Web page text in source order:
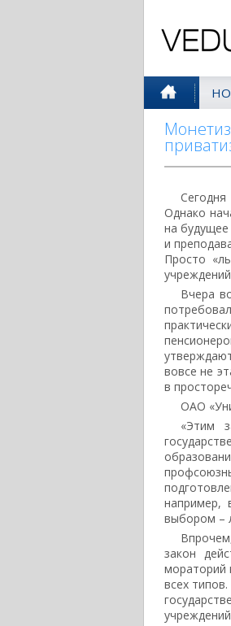
Сегодня
Однако
на
и
Просто
Вчера
вовсе не
в
ОАО
«Этим
например,
выбором –
закон
мораторий
всех